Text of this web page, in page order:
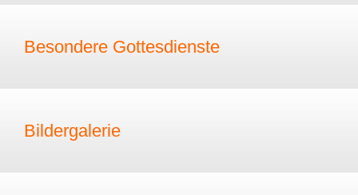
Besondere Gottesdienste
Bildergalerie